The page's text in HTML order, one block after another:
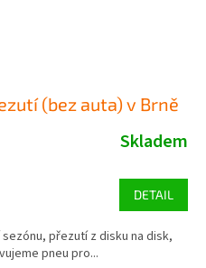
(bez auta) v Brně
Skladem
DETAIL
přezutí z disku na disk,
pneu pro...